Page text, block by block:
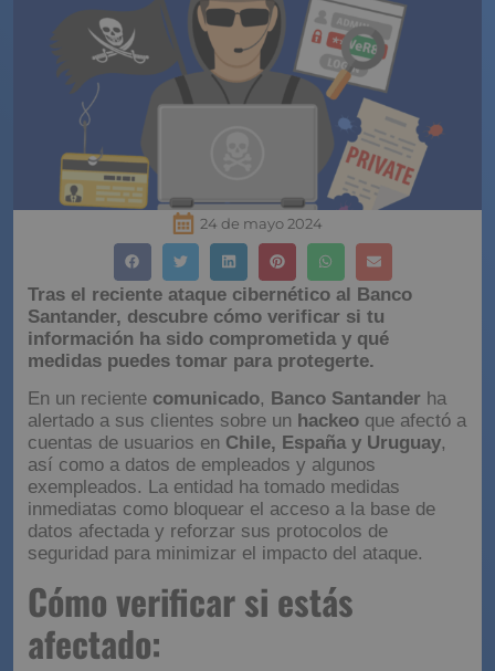
24 de mayo 2024
Tras el reciente ataque cibernético al Banco
Santander, descubre cómo verificar si tu
información ha sido comprometida y qué
medidas puedes tomar para protegerte.
En un reciente comunicado, Banco Santander ha
alertado a sus clientes sobre un hackeo que afectó a
cuentas de usuarios en Chile, España y Uruguay,
así como a datos de empleados y algunos
exempleados. La entidad ha tomado medidas
inmediatas como bloquear el acceso a la base de
datos afectada y reforzar sus protocolos de
seguridad para minimizar el impacto del ataque.
Cómo verificar si estás
afectado: